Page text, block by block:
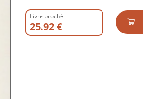
Livre broché
25.92 €